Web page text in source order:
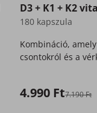
D3 + K1 + K2
180 kapszula
Kombináció,
csontokról és a
4.990 Ft7.190 Ft